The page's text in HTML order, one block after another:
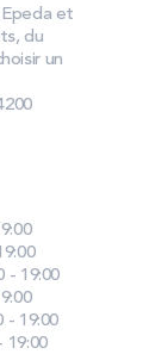
et
du
un
- 19:00
- 19:00
19:00